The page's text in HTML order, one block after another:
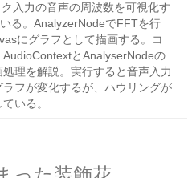
入力の音声の周波数を可視化す
る。AnalyzerNodeでFFTを行
にグラフとして描画する。コ
とAnalyserNodeの
理を解説。実行すると音声入力
フが変化するが、ハウリングが
いる。